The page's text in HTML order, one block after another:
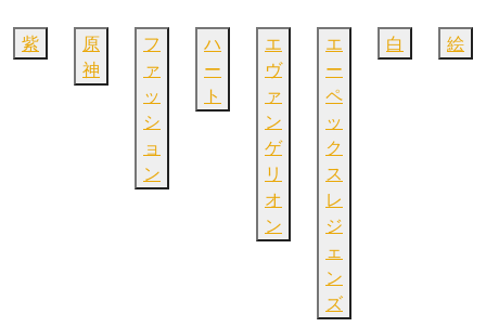
紫
原
神
フ
ァ
ッ
シ
ョ
ン
ハ
ー
ト
エ
ヴ
ァ
ン
ゲ
リ
オ
ン
エ
ー
ペ
ッ
ク
ス
レ
ジ
ェ
ン
ズ
白 絵